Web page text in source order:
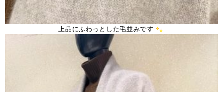
上品にふわっとした毛並みです